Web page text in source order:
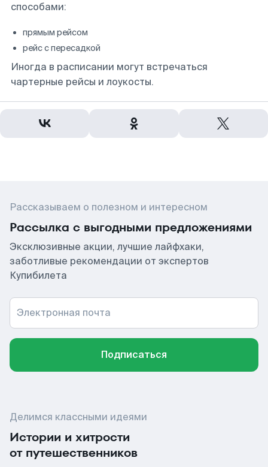
способами:
прямым рейсом
рейс с пересадкой
Иногда в расписании могут встречаться
чартерные рейсы и лоукосты.
Рассказываем о полезном и интересном
Рассылка с выгодными предложениями
Эксклюзивные акции, лучшие лайфхаки,
заботливые рекомендации от экспертов
Купибилета
Электронная почта
Подписаться
Делимся классными идеями
Истории и хитрости
от путешественников